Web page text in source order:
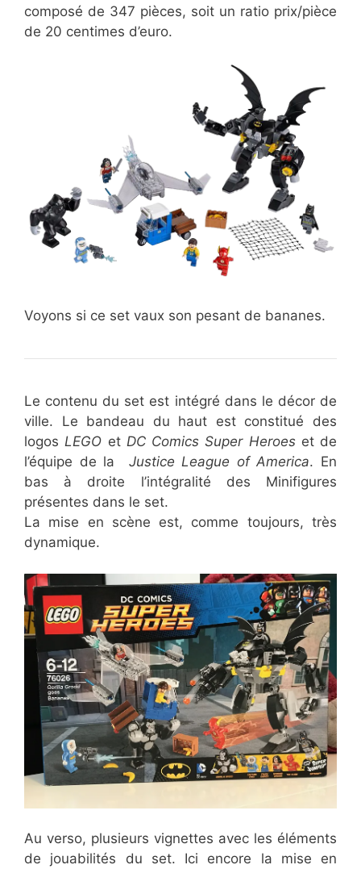
composé de 347 pièces, soit un ratio prix/pièce
de 20 centimes d’euro.
Voyons si ce set vaux son pesant de bananes.
Le contenu du set est intégré dans le décor de
ville. Le bandeau du haut est constitué des
logosLEGO et DC Comics Super Heroeset de
l’équipe de la Justice League of America. En
bas à droite l’intégralité des Minifigures
présentes dans le set.
La mise en scène est, comme toujours, très
dynamique.
Au verso, plusieurs vignettes avec les éléments
de jouabilités du set. Ici encore la mise en